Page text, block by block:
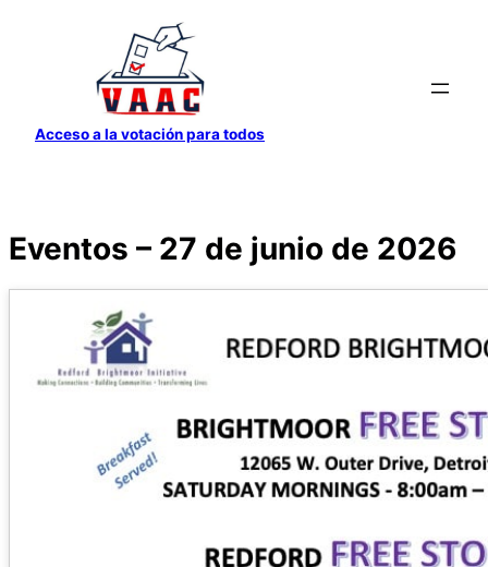
contenido
Acceso a la votación para todos
Eventos – 27 de junio de 2026